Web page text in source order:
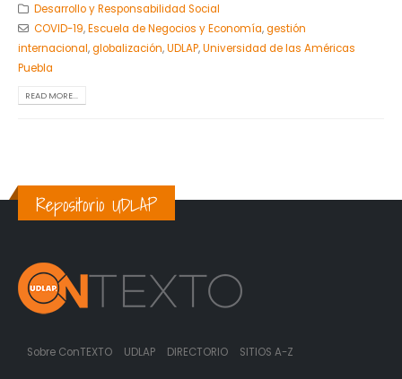
Desarrollo y Responsabilidad Social
COVID-19,Escuela de Negocios y Economía,gestión
internacional,globalización,UDLAP,Universidad de las Américas
Puebla
READ MORE...
Repositorio UDLAP
Sobre ConTEXTO UDLAP DIRECTORIO SITIOS A-Z